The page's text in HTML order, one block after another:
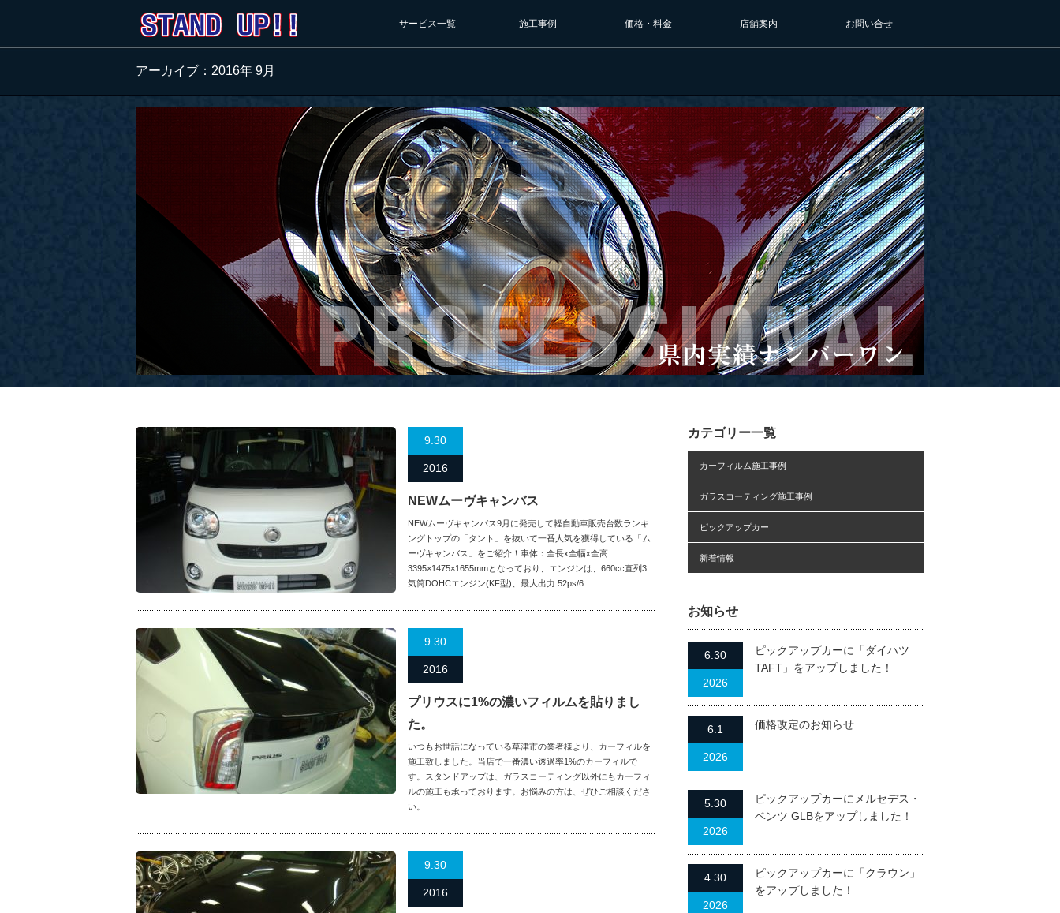
サービス一覧 施工事例 価格・料金 店舗案内 お問い合せ
アーカイブ：2016年 9月
9.30
2016
NEWムーヴキャンバス
NEWムーヴキャンバス9月に発売して軽自動車販売台数ランキ
ングトップの「タント」を抜いて一番人気を獲得している「ム
ーヴキャンバス」をご紹介！車体：全長x全幅x全高
3395×1475×1655mmとなっており、エンジンは、660cc直列3
気筒DOHCエンジン(KF型)、最大出力 52ps/6...
9.30
2016
プリウスに1%の濃いフィルムを貼りまし
た。
いつもお世話になっている草津市の業者様より、カーフィルを
施工致しました。当店で一番濃い透過率1%のカーフィルで
す。スタンドアップは、ガラスコーティング以外にもカーフィ
ルの施工も承っております。お悩みの方は、ぜひご相談くださ
い。
9.30
2016
カテゴリー一覧
カーフィルム施工事例
ガラスコーティング施工事例
ピックアップカー
新着情報
お知らせ
6.30
2026
ピックアップカーに「ダイハツ
TAFT」をアップしました！
6.1
2026
価格改定のお知らせ
5.30
2026
ピックアップカーにメルセデス・
ベンツ GLBをアップしました！
4.30
2026
ピックアップカーに「クラウン」
をアップしました！